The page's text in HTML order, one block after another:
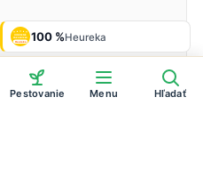
OVERENÉ
ZÁKAZNÍKMI
Heureka 100 %Heureka
Galéria929 fotiek
Pestovanie Menu Hľadať